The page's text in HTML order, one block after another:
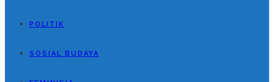
POLITIK
SOSIAL BUDAYA